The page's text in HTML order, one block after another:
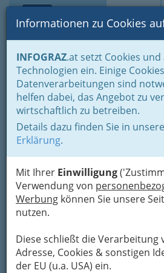
Suche
Informationen zu Cookies
INFOGRAZ.at setzt Cookies
Technologien ein. Einige
Datenverarbeitungen sind
helfen dabei, das Angebot zu
wirtschaftlich zu betreiben.
Details dazu finden Sie in
Erklärung.
Mit Ihrer Einwilligung
Verwendung von
Werbung können Sie unsere
nutzen.
Diese schließt die Verarbeitung
Adresse, Cookies & sonstigen
der EU (u.a. USA) ein.
Home Branchen
Einkaufen &
Handel in Graz
Spezielles Einkaufen
Landesprodukte
Futtermittel
Futtermittel
Sie haben Haustier, wie Hunde, Katzen,
jedes Tier braucht etwas zum Essen.
verhungern müssen haben wir hier
Futtermittel aufgelistet.